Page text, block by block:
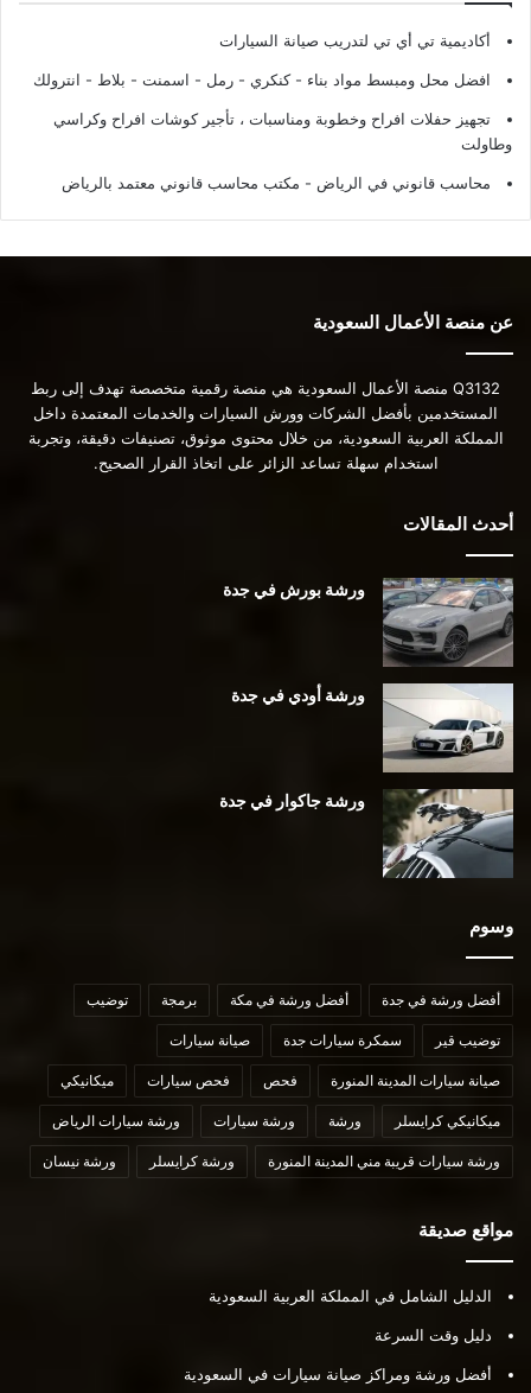
أكاديمية تي أي تي لتدريب صيانة السيارات
افضل محل ومبسط مواد بناء - كنكري - رمل - اسمنت - بلاط - انترولك
تجهيز حفلات افراح وخطوبة ومناسبات ، تأجير كوشات افراح وكراسي
وطاولت
محاسب قانوني في الرياض - مكتب محاسب قانوني معتمد بالرياض
عن منصة الأعمال السعودية
Q3132 منصة الأعمال السعودية هي منصة رقمية متخصصة تهدف إلى ربط
المستخدمين بأفضل الشركات وورش السيارات والخدمات المعتمدة داخل
المملكة العربية السعودية، من خلال محتوى موثوق، تصنيفات دقيقة، وتجربة
استخدام سهلة تساعد الزائر على اتخاذ القرار الصحيح.
أحدث المقالات
ورشة بورش في جدة
ورشة أودي في جدة
ورشة جاكوار في جدة
وسوم
أفضل ورشة في جدة أفضل ورشة في مكة برمجة توضيب
توضيب قير سمكرة سيارات جدة صيانة سيارات
صيانة سيارات المدينة المنورة فحص فحص سيارات ميكانيكي
ميكانيكي كرايسلر ورشة ورشة سيارات ورشة سيارات الرياض
ورشة سيارات قريبة مني المدينة المنورة ورشة كرايسلر ورشة نيسان
مواقع صديقة
الدليل الشامل في المملكة العربية السعودية
دليل وقت السرعة
أفضل ورشة ومراكز صيانة سيارات في السعودية